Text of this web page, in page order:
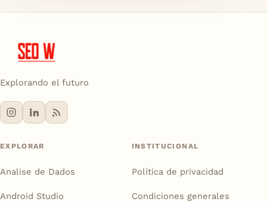
Explorando el futuro
EXPLORAR
Analise de Dados
Android Studio
INSTITUCIONAL
Política de privacidad
Condiciones generales